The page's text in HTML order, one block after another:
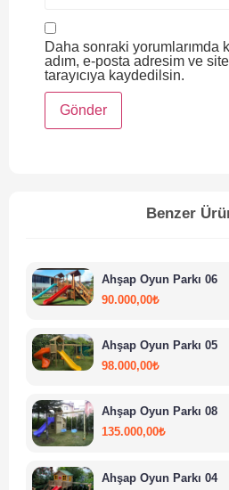
Daha sonraki yorumlarımda
adım, e-posta adresim ve
tarayıcıya kaydedilsin.
Benzer
Ahşap Oyun Parkı 06
90.000,00₺
Ahşap Oyun Parkı 05
98.000,00₺
Ahşap Oyun Parkı 08
135.000,00₺
Ahşap Oyun Parkı 04